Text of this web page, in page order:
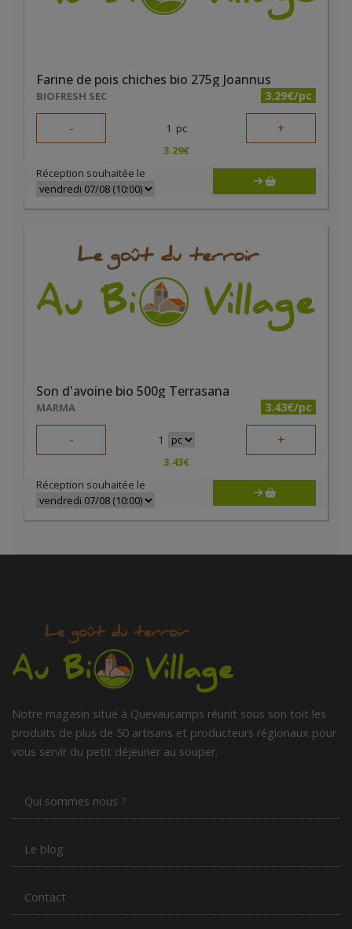
Farine de pois chiches bio 275g Joannus
BIOFRESH SEC 3.29€/pc
- 1 pc +
3.29€
Réception souhaitée le
Son d'avoine bio 500g Terrasana
MARMA 3.43€/pc
- 1 +
3.43€
Réception souhaitée le
Notre magasin situé à Quevaucamps réunit sous son toit les
produits de plus de 50 artisans et producteurs régionaux pour
vous servir du petit déjeuner au souper.
Qui sommes nous ?
Le blog
Contact